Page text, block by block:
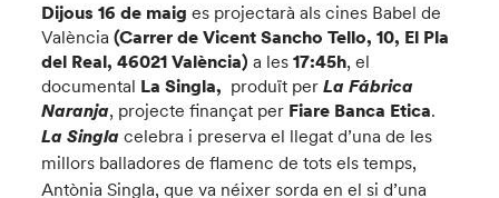
Dijous 16 de maig es projectarà als cines Babel de
València(Carrer de Vicent Sancho Tello, 10, El Pla
del Real, 46021 València)a les17:45h, el
documental La Singla, produït perLa Fábrica
Naranja, projecte finançat per Fiare Banca Etica.
La Singla celebra i preserva el llegat d’una de les
millors balladores de flamenc de tots els temps,
Antònia Singla, que va néixer sorda en el si d’una